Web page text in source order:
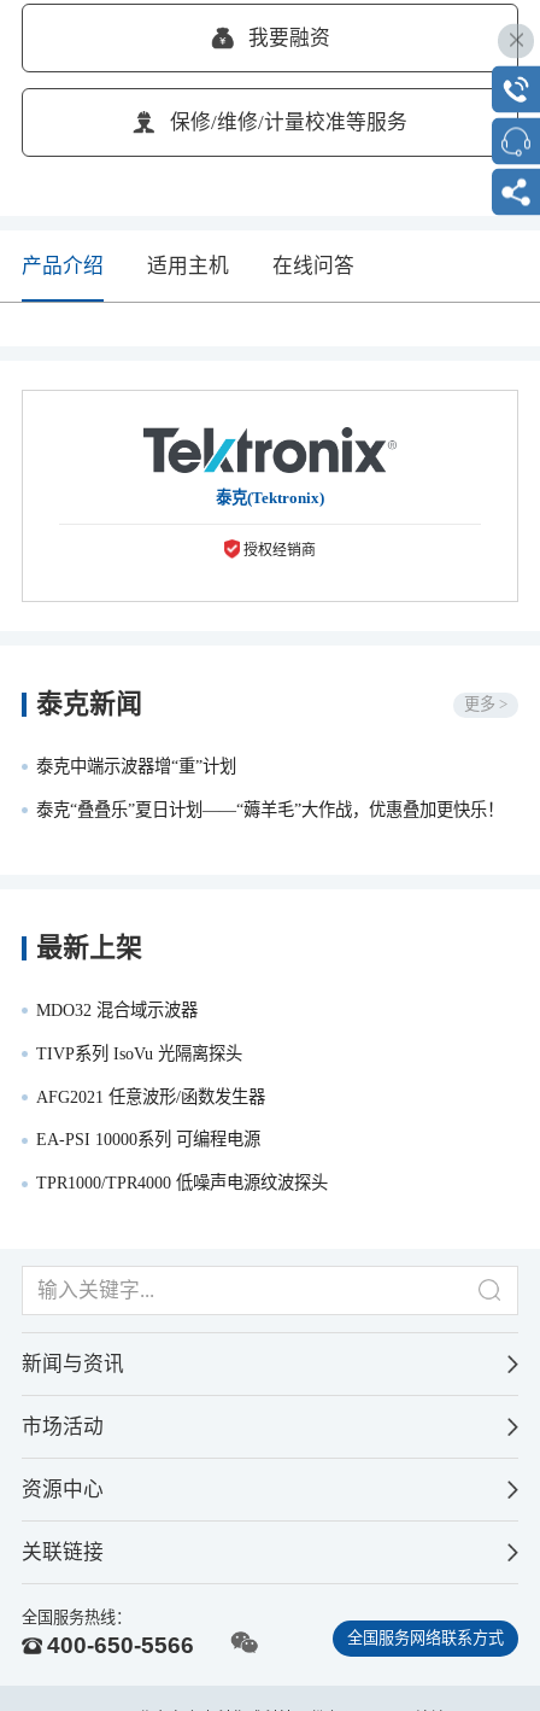
我要融资
保修/维修/计量校准等服务
产品介绍 适用主机 在线问答
泰克(Tektronix)
授权经销商
泰克新闻 更多 >
泰克中端示波器增“重”计划
泰克“叠叠乐”夏日计划——“薅羊毛”大作战，优惠叠加更快乐！
最新上架
MDO32 混合域示波器
TIVP系列 IsoVu 光隔离探头
AFG2021 任意波形/函数发生器
EA-PSI 10000系列 可编程电源
TPR1000/TPR4000 低噪声电源纹波探头
新闻与资讯
市场活动
资源中心
关联链接
全国服务热线：
400-650-5566 全国服务网络联系方式